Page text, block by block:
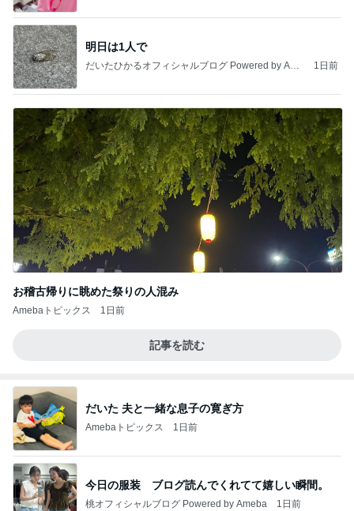
明日は1人で
だいたひかるオフィシャルブログ Powered by Ame
1日前
お稽古帰りに眺めた祭りの人混み
Amebaトピックス 1日前
記事を読む
だいた 夫と一緒な息子の寛ぎ方
Amebaトピックス 1日前
今日の服装 ブログ読んでくれてて嬉しい瞬間。
桃オフィシャルブログ Powered by Ameba 1日前